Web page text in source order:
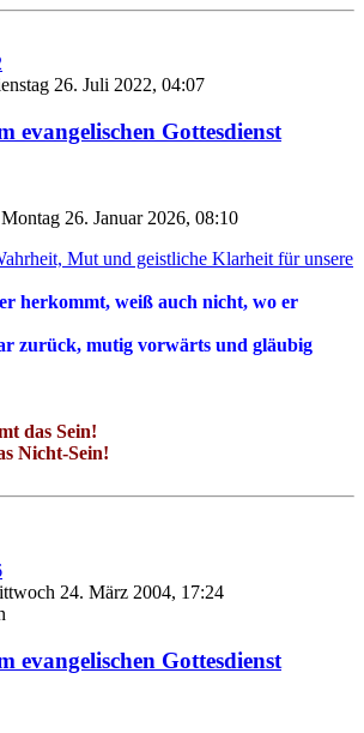
26. Juli 2022, 04:07
evangelischen Gottesdienst
Montag 26. Januar 2026, 08:10
Mut und geistliche Klarheit für unsere
herkommt, weiß auch nicht, wo er
zurück, mutig vorwärts und gläubig
das Sein!
Nicht-Sein!
24. März 2004, 17:24
evangelischen Gottesdienst